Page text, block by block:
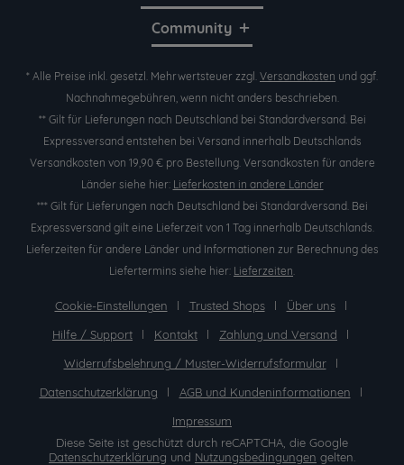
Community
* Alle Preise inkl. gesetzl. Mehrwertsteuer zzgl. Versandkosten und ggf.
Nachnahmegebühren, wenn nicht anders beschrieben.
** Gilt für Lieferungen nach Deutschland bei Standardversand. Bei
Expressversand entstehen bei Versand innerhalb Deutschlands
Versandkosten von 19,90 € pro Bestellung. Versandkosten für andere
Länder siehe hier: Lieferkosten in andere Länder
*** Gilt für Lieferungen nach Deutschland bei Standardversand. Bei
Expressversand gilt eine Lieferzeit von 1 Tag innerhalb Deutschlands.
Lieferzeiten für andere Länder und Informationen zur Berechnung des
Liefertermins siehe hier: Lieferzeiten
Cookie-Einstellungen Trusted Shops
Über uns
Hilfe / Support
Kontakt
Zahlung und Versand
Widerrufsbelehrung / Muster-Widerrufsformular
Datenschutzerklärung
AGB und Kundeninformationen
Impressum
Diese Seite ist geschützt durch reCAPTCHA, die Google
Datenschutzerklärung und Nutzungsbedingungen gelten.